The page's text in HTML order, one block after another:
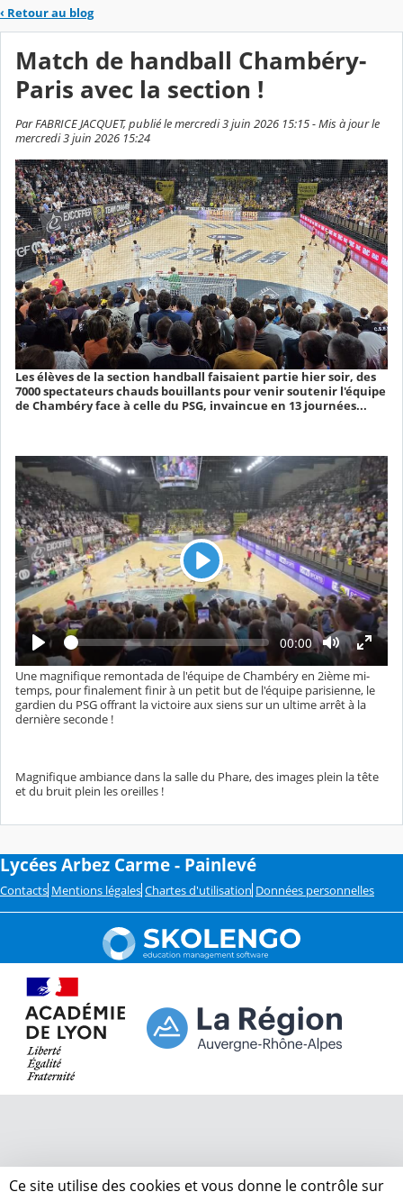
‹ Retour au blog
Match de handball Chambéry-
Paris avec la section !
Par FABRICE JACQUET, publié le mercredi 3 juin 2026 15:15 - Mis à jour le
mercredi 3 juin 2026 15:24
Les élèves de la section handball faisaient partie hier soir, des
7000 spectateurs chauds bouillants pour venir soutenir l'équipe
de Chambéry face à celle du PSG, invaincue en 13 journées...
L
e
c
t
r
e
L
e
c
t
u
r
e
T
e
m
p
s
é
00:00
Une magnifique remontada de l'équipe de Chambéry en 2ième mi-
temps, pour finalement finir à un petit but de l'équipe parisienne, le
gardien du PSG offrant la victoire aux siens sur un ultime arrêt à la
dernière seconde !
Magnifique ambiance dans la salle du Phare, des images plein la tête
et du bruit plein les oreilles !
Lycées Arbez Carme - Painlevé
Contacts Mentions légales Chartes d'utilisation Données personnelles
Ce site utilise des cookies et vous donne le contrôle sur